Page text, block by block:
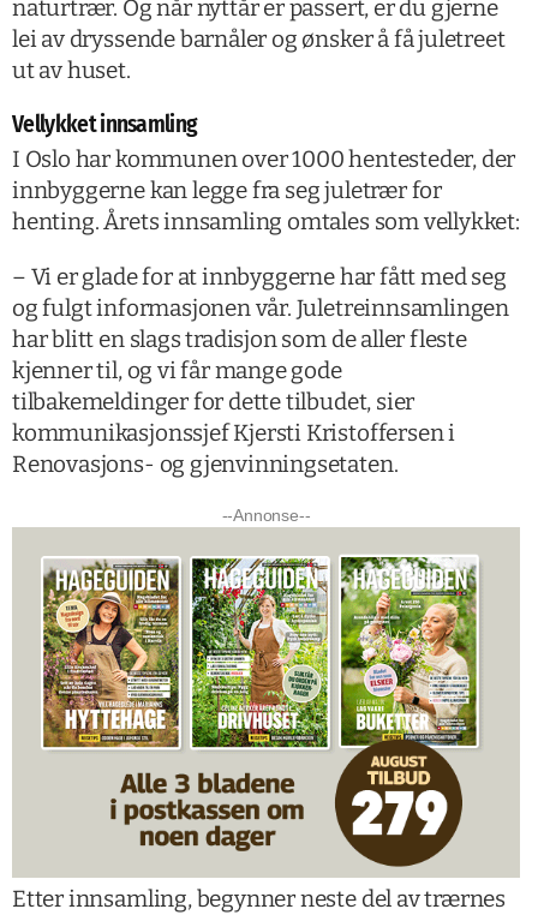
naturtrær. Og når nyttår er passert, er du gjerne
lei av dryssende barnåler og ønsker å få juletreet
ut av huset.
Vellykket innsamling
I Oslo har kommunen over 1000 hentesteder, der
innbyggerne kan legge fra seg juletrær for
henting. Årets innsamling omtales som vellykket:
– Vi er glade for at innbyggerne har fått med seg
og fulgt informasjonen vår. Juletreinnsamlingen
har blitt en slags tradisjon som de aller fleste
kjenner til, og vi får mange gode
tilbakemeldinger for dette tilbudet, sier
kommunikasjonssjef Kjersti Kristoffersen i
Renovasjons- og gjenvinningsetaten.
--Annonse--
Etter innsamling, begynner neste del av trærnes